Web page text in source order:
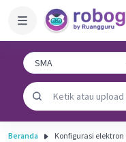
Beranda Konfigurasi elektron